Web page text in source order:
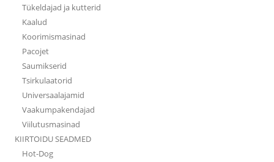
Tükeldajad ja kutterid
Kaalud
Koorimismasinad
Pacojet
Saumikserid
Tsirkulaatorid
Universaalajamid
Vaakumpakendajad
Viilutusmasinad
KIIRTOIDU SEADMED
Hot-Dog